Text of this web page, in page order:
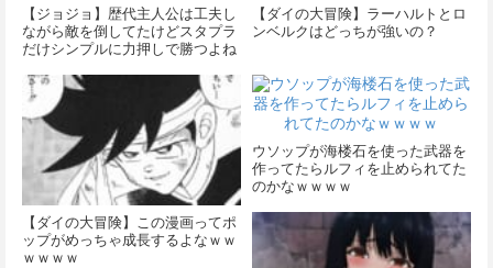
【ジョジョ】歴代主人公は工夫し
ながら敵を倒してたけどスタプラ
だけシンプルに力押しで勝つよね
【ダイの大冒険】ラーハルトとロ
ンベルクはどっちが強いの？
【ダイの大冒険】この漫画ってポ
ップがめっちゃ成長するよなｗｗ
ｗｗｗｗ
ウソップが海楼石を使った武器を
作ってたらルフィを止められてた
のかなｗｗｗｗ